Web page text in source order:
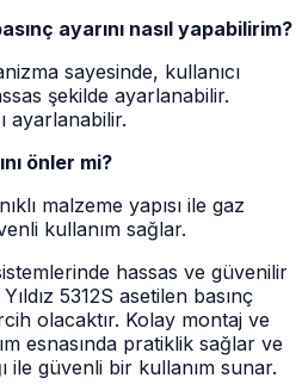
ayarını nasıl yapabilirim?
sayesinde, kullanıcı
şekilde ayarlanabilir.
ayarlanabilir.
önler mi?
malzeme yapısı ile gaz
kullanım sağlar.
hassas ve güvenilir
5312S asetilen basınç
olacaktır. Kolay montaj ve
esnasında pratiklik sağlar ve
ile güvenli bir kullanım sunar.